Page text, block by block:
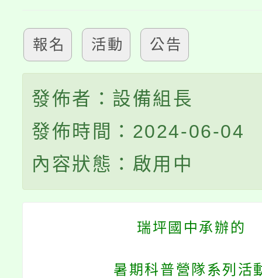
報名 活動 公告
發佈者：設備組長
發佈時間：2024-06-04
內容狀態：啟用中
瑞坪國中承辦的
暑期科普營隊系列活